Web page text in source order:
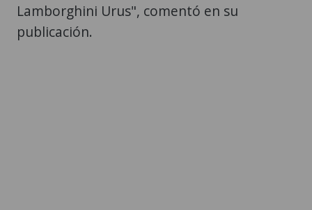
Lamborghini Urus", comentó en su
publicación.